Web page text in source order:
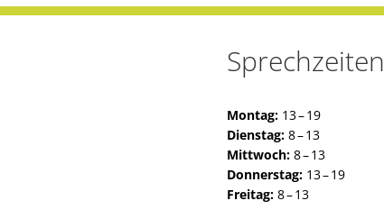
Sprechzeiten
Montag:13 – 19
Dienstag: 8 – 13
Mittwoch:8 – 13
Donnerstag: 13 – 19
Freitag: 8 – 13